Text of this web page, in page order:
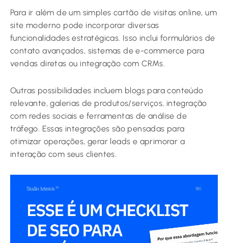
Para ir além de um simples cartão de visitas online, um
site moderno pode incorporar diversas
funcionalidades estratégicas. Isso inclui formulários de
contato avançados, sistemas de e-commerce para
vendas diretas ou integração com CRMs.
Outras possibilidades incluem blogs para conteúdo
relevante, galerias de produtos/serviços, integração
com redes sociais e ferramentas de análise de
tráfego. Essas integrações são pensadas para
otimizar operações, gerar leads e aprimorar a
interação com seus clientes.